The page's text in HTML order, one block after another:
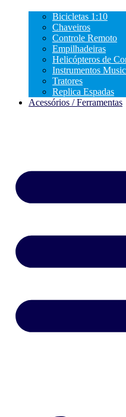
Bicicletas 1:10
Chaveiros
Controle Remoto
Empilhadeiras
Helicópteros de
Instrumentos
Tratores
Replica Espadas
Acessórios / Ferramentas